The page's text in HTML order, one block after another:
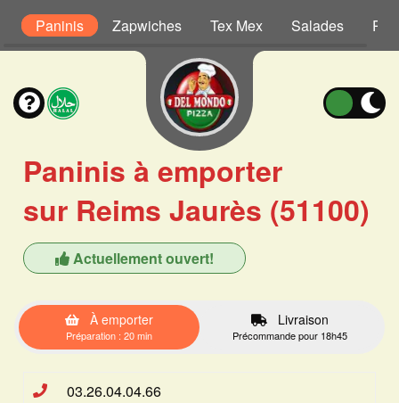
Paninis Zapwiches Tex Mex Salades
Paninis à emporter
sur Reims Jaurès (51100)
Actuellement ouvert!
À emporter
Préparation : 20 min
Livraison
Précommande pour 18h45
03.26.04.04.66